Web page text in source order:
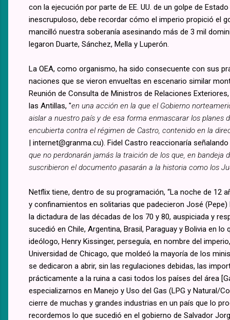
con la ejecución por parte de EE. UU. de un golpe de
inescrupuloso, debe recordar cómo el imperio propició el
mancilló nuestra soberanía asesinando más de 3 mil
legaron Duarte, Sánchez, Mella y Luperón.
La OEA, como organismo, ha sido consecuente con sus
naciones que se vieron envueltas en escenario similar
Reunión de Consulta de Ministros de Relaciones
las Antillas, "en una acción en la que el Gobierno
aislar a nuestro país y de esa forma enmascarar los planes
encubierta contra el régimen de Castro, contenido en la
| internet@granma.cu). Fidel Castro reaccionaría
que no perdonarán jamás la traición de los que, en bandeja
suscribieron el documento ¡pa­sarán a la historia como los
Netflix tiene, dentro de su programación, “La noche de 12
y confinamientos en solitarias que padecieron José
la dictadura de las décadas de los 70 y 80, auspiciada y
sucedió en Chile, Argentina, Brasil, Paraguay y Bolivia en
ideólogo, Henry Kissinger, perseguía, en nombre del
Universidad de Chicago, que moldeó la mayoría de los
se dedicaron a abrir, sin las regulaciones debidas, las
prácticamente a la ruina a casi todos los países del área
especializarnos en Manejo y Uso del Gas (LPG y Natural/
cierre de muchas y grandes industrias en un país que lo
recordemos lo que sucedió en el gobierno de Salvador